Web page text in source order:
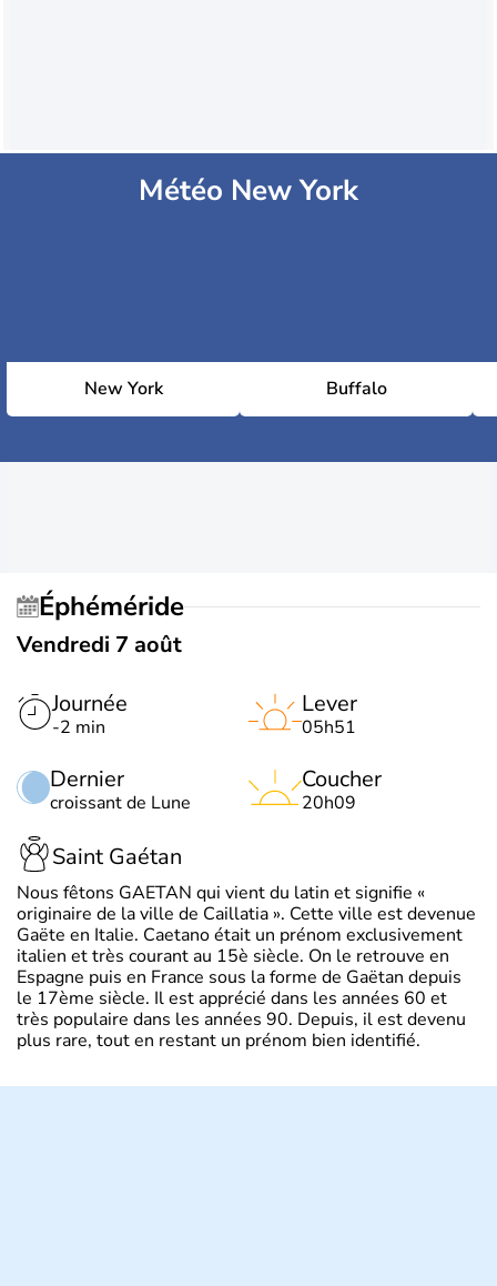
Météo New York
New York Buffalo
Éphéméride
Vendredi 7 août
Journée
-2 min
Dernier
croissant de Lune
Lever
05h51
Coucher
20h09
Saint Gaétan
Nous fêtons GAETAN qui vient du latin et signifie «
originaire de la ville de Caillatia ». Cette ville est devenue
Gaëte en Italie. Caetano était un prénom exclusivement
italien et très courant au 15è siècle. On le retrouve en
Espagne puis en France sous la forme de Gaëtan depuis
le 17ème siècle. Il est apprécié dans les années 60 et
très populaire dans les années 90. Depuis, il est devenu
plus rare, tout en restant un prénom bien identifié.